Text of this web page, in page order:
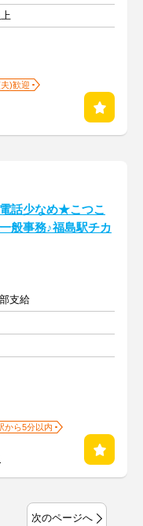
)歓迎
電話少なめ★こつこ
般事務♪福島駅チカ
支給
から5分以内
次のページへ